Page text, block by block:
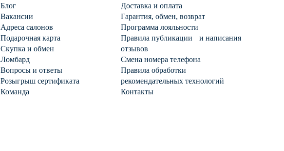
Блог
Вакансии
Адреса салонов
Подарочная карта
Скупка и обмен
Ломбард
Вопросы и ответы
Розыгрыш сертификата
Команда
Доставка и оплата
Гарантия, обмен, возврат
Программа лояльности
Правила публикации и написания
отзывов
Смена номера телефона
Правила обработки
рекомендательных технологий
Контакты